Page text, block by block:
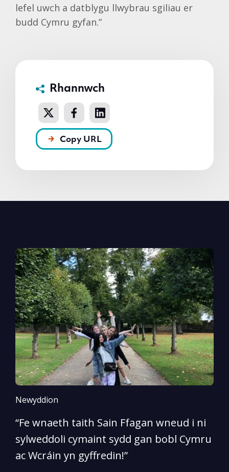
lefel uwch a datblygu llwybrau sgiliau er
budd Cymru gyfan.”
Rhannwch
Copy URL
Newyddion
“Fe wnaeth taith Sain Ffagan wneud i ni
sylweddoli cymaint sydd gan bobl Cymru
ac Wcráin yn gyffredin!”